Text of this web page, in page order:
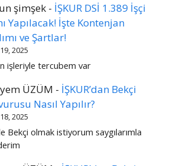
şimşek- İŞKUR DSİ 1.389 İşçi
Yapılacak! İşte Kontenjan
ve Şartlar!
2025
işleriyle tercubem var
ÜZÜM - İŞKUR’dan Bekçi
Nasıl Yapılır?
2025
Bekçi olmak istiyorum saygılarımla